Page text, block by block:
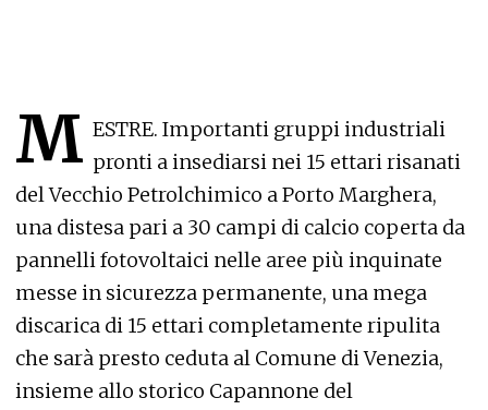
M ESTRE. Importanti gruppi industriali
pronti a insediarsi nei 15 ettari risanati
del Vecchio Petrolchimico a Porto Marghera,
una distesa pari a 30 campi di calcio coperta da
pannelli fotovoltaici nelle aree più inquinate
messe in sicurezza permanente, una mega
discarica di 15 ettari completamente ripulita
che sarà presto ceduta al Comune di Venezia,
insieme allo storico Capannone del